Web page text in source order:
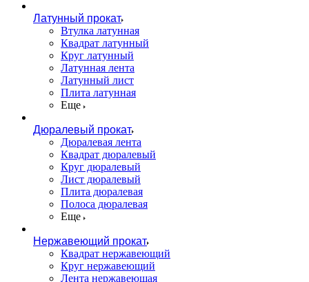
Латунный прокат
Втулка латунная
Квадрат латунный
Круг латунный
Латунная лента
Латунный лист
Плита латунная
Еще
Дюралевый прокат
Дюралевая лента
Квадрат дюралевый
Круг дюралевый
Лист дюралевый
Плита дюралевая
Полоса дюралевая
Еще
Нержавеющий прокат
Квадрат нержавеющий
Круг нержавеющий
Лента нержавеющая